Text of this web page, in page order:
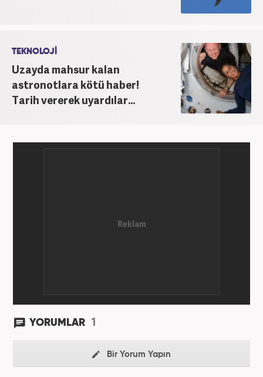
TEKNOLOJİ
Uzayda mahsur kalan
astronotlara kötü haber!
Tarih vererek uyardılar...
YORUMLAR 1
Bir Yorum Yapın